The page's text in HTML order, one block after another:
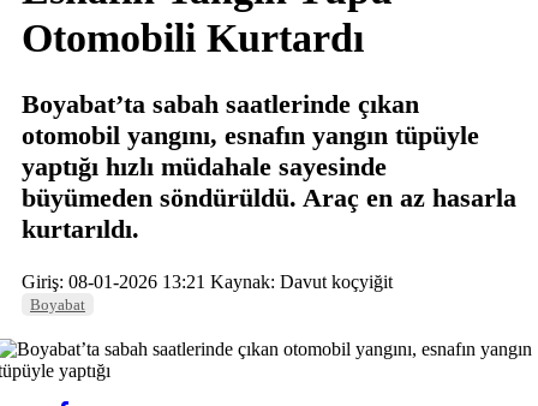
Otomobili Kurtardı
Boyabat’ta sabah saatlerinde çıkan
otomobil yangını, esnafın yangın tüpüyle
yaptığı hızlı müdahale sayesinde
büyümeden söndürüldü. Araç en az hasarla
kurtarıldı.
Giriş: 08-01-2026 13:21 Kaynak: Davut koçyiğit
Boyabat